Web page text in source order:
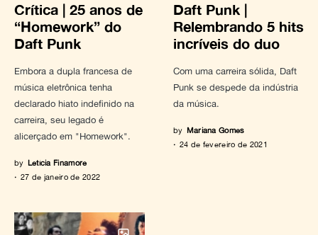
Crítica | 25 anos de
“Homework” do
Daft Punk
Embora a dupla francesa de
música eletrônica tenha
declarado hiato indefinido na
carreira, seu legado é
alicerçado em "Homework".
by Letícia Finamore
27 de janeiro de 2022
Daft Punk |
Relembrando 5 hits
incríveis do duo
Com uma carreira sólida, Daft
Punk se despede da indústria
da música.
by Mariana Gomes
24 de fevereiro de 2021